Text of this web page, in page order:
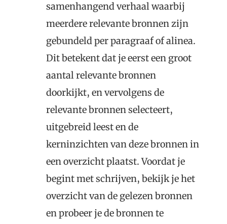
samenhangend verhaal waarbij
meerdere relevante bronnen zijn
gebundeld per paragraaf of alinea.
Dit betekent dat je eerst een groot
aantal relevante bronnen
doorkijkt, en vervolgens de
relevante bronnen selecteert,
uitgebreid leest en de
kerninzichten van deze bronnen in
een overzicht plaatst. Voordat je
begint met schrijven, bekijk je het
overzicht van de gelezen bronnen
en probeer je de bronnen te